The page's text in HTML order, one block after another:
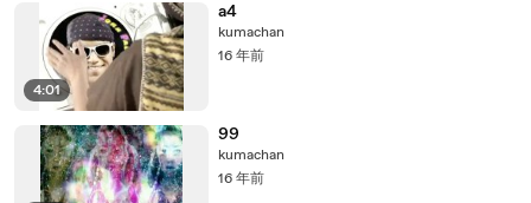
4:01
a4
kumachan
16 年前
99
kumachan
16 年前